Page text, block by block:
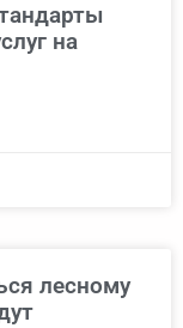
на
лесному